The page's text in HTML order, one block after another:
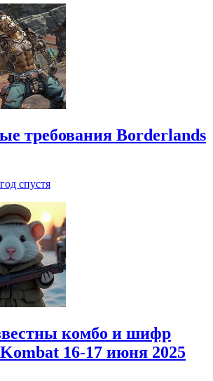
требования Borderlands
спустя
комбо и шифр
16-17 июня 2025